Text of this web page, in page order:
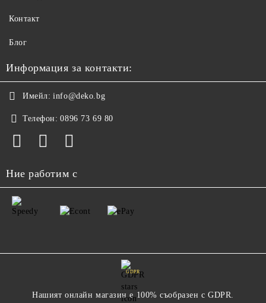
Контакт
Блог
Информация за контакти:
Имейл: info@deko.bg
Телефон: 0896 73 69 80
Ние работим с
GDPR
Нашият онлайн магазин е 100% съобразен с GDPR.